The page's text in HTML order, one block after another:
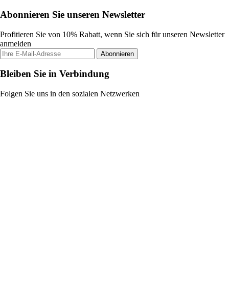
Abonnieren Sie unseren Newsletter
Profitieren Sie von 10% Rabatt, wenn Sie sich für unseren Newsletter
anmelden
Abonnieren
Bleiben Sie in Verbindung
Folgen Sie uns in den sozialen Netzwerken